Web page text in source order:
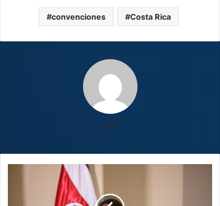
convenciones Costa Rica
P S